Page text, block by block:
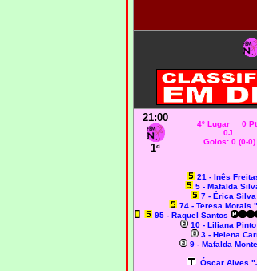
21:00
1ª
4º Lugar 0
0J
Golos: 0 (0-0)
21 - Inês
5 - Mafalda
7 - Érica Silva
74 - Teresa Morais
95 - Raquel Santos
10 - Liliana
3 - Helena
9 - Mafalda
Óscar Alves